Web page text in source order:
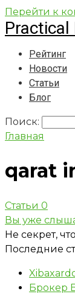
Перейти к
Practical
Рейтинг
Новости
Статьи
Блог
Поиск:
Главная
qarat
Статьи 0
Вы уже
Не секрет,
Последние
Брокер